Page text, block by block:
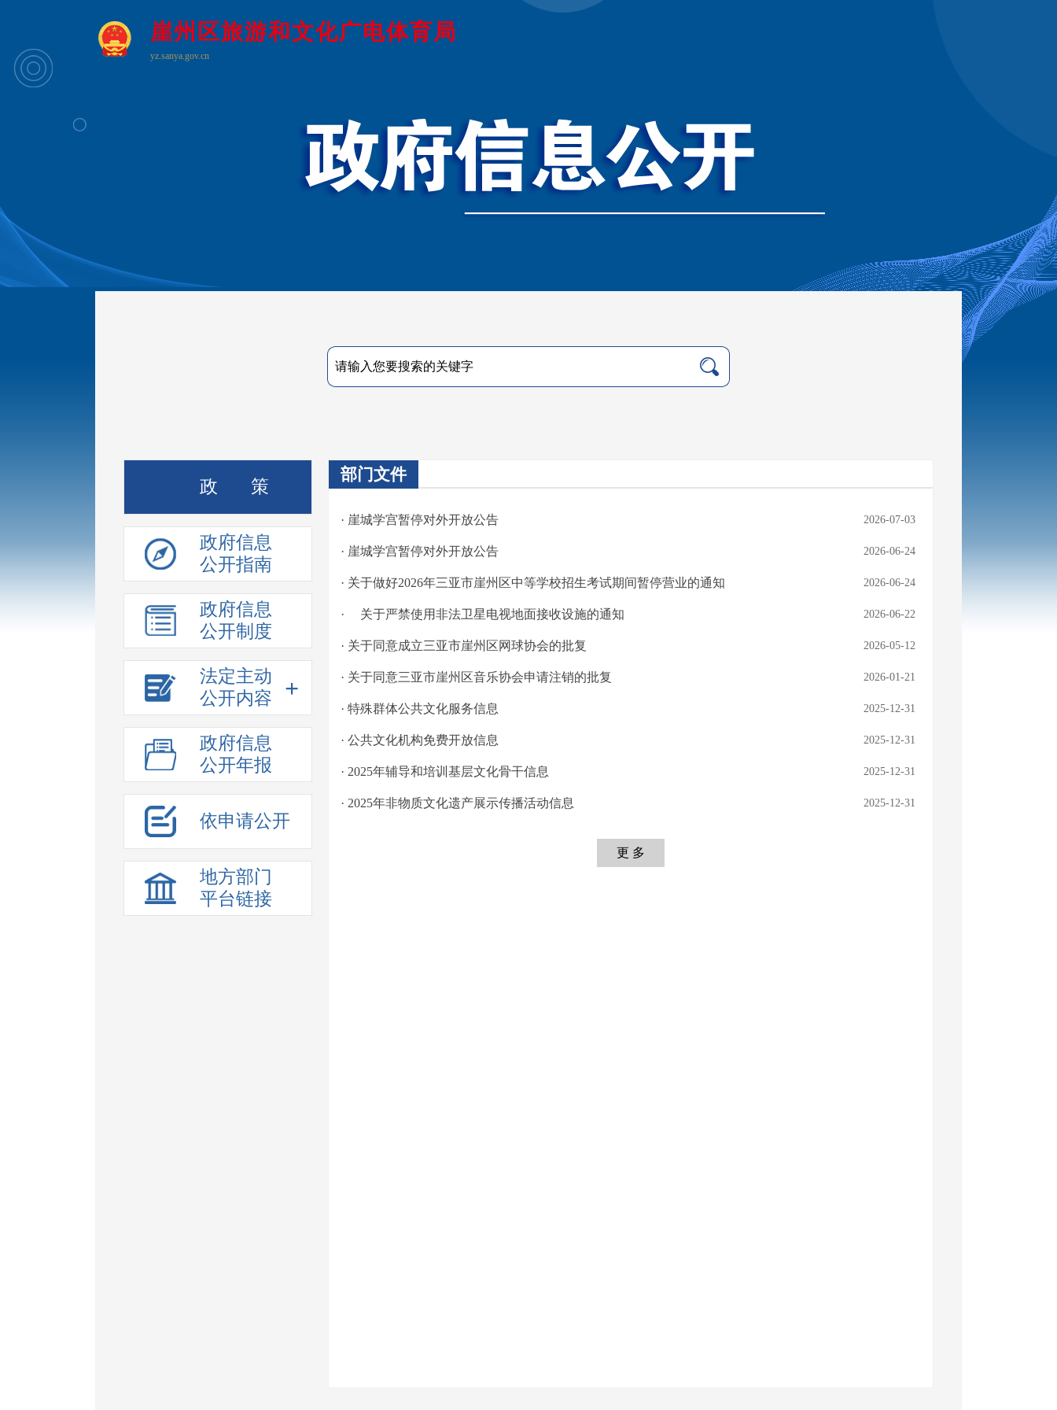
崖州区旅游和文化广电体育局
yz.sanya.gov.cn
政 策
政府信息
公开指南
政府信息
公开制度
法定主动
公开内容
+
政府信息
公开年报
依申请公开
地方部门
平台链接
部门文件
· 崖城学宫暂停对外开放公告 2026-07-03
· 崖城学宫暂停对外开放公告 2026-06-24
· 关于做好2026年三亚市崖州区中等学校招生考试期间暂停营业的通知 2026-06-24
· 关于严禁使用非法卫星电视地面接收设施的通知 2026-06-22
· 关于同意成立三亚市崖州区网球协会的批复 2026-05-12
· 关于同意三亚市崖州区音乐协会申请注销的批复 2026-01-21
· 特殊群体公共文化服务信息 2025-12-31
· 公共文化机构免费开放信息 2025-12-31
· 2025年辅导和培训基层文化骨干信息 2025-12-31
· 2025年非物质文化遗产展示传播活动信息 2025-12-31
更 多